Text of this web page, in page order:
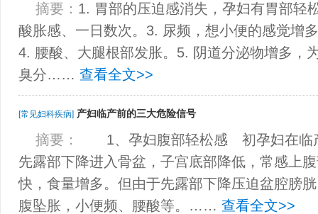
摘要： 1. 胃部的压迫感消失，孕妇有胃部轻
酸胀感、一日数次。3. 尿频，想小便的感觉增
4. 腰酸、大腿根部发胀。5. 阴道分泌物增多，
臭分…… 查看全文>>
[常见妇科疾病] 产妇临产前的三大危险信号
摘要：
1、孕妇腹部轻松感 初孕妇在临
先露部下降进入骨盆，子宫底部降低，常感上
快，食量增多。但由于先露部下降压迫盆腔膀
腹坠胀，小便频、腰酸等。…… 查看全文>>